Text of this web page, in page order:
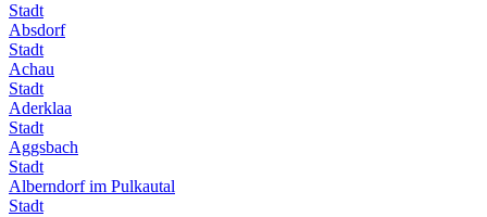
Stadt
Absdorf
Stadt
Achau
Stadt
Aderklaa
Stadt
Aggsbach
Stadt
Alberndorf im Pulkautal
Stadt